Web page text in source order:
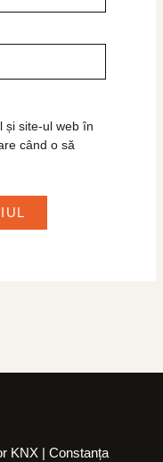
și site-ul web în
când o să
KNX | Constanța